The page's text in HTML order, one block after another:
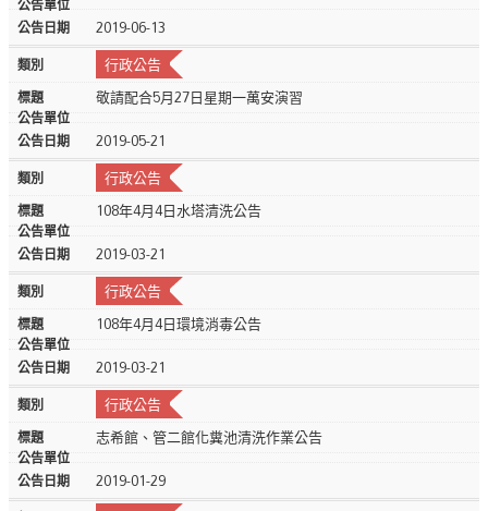
2019-06-13
行政公告
敬請配合5月27日星期一萬安演習
2019-05-21
行政公告
108年4月4日水塔清洗公告
2019-03-21
行政公告
108年4月4日環境消毒公告
2019-03-21
行政公告
志希館、管二館化糞池清洗作業公告
2019-01-29